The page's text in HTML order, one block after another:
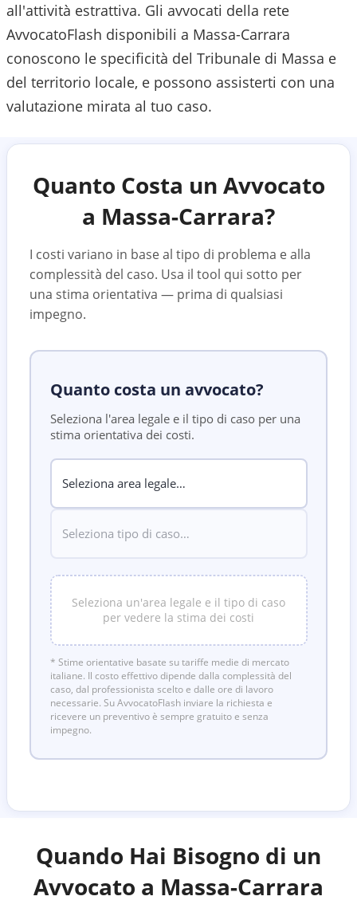
all'attività estrattiva. Gli avvocati della rete
AvvocatoFlash disponibili a Massa-Carrara
conoscono le specificità del Tribunale di Massa e
del territorio locale, e possono assisterti con una
valutazione mirata al tuo caso.
Quanto Costa un Avvocato
a Massa-Carrara?
I costi variano in base al tipo di problema e alla
complessità del caso. Usa il tool qui sotto per
una stima orientativa — prima di qualsiasi
impegno.
Quanto costa un avvocato?
Seleziona l'area legale e il tipo di caso per una
stima orientativa dei costi.
Seleziona un'area legale e il tipo di caso
per vedere la stima dei costi
* Stime orientative basate su tariffe medie di mercato
italiane. Il costo effettivo dipende dalla complessità del
caso, dal professionista scelto e dalle ore di lavoro
necessarie. Su AvvocatoFlash inviare la richiesta e
ricevere un preventivo è sempre gratuito e senza
impegno.
Quando Hai Bisogno di un
Avvocato a Massa-Carrara